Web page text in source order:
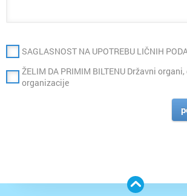
SAGLASNOST NA UPOTREBU LIČNIH
ŽELIM DA PRIMIM BILTENU Državni
organizacije